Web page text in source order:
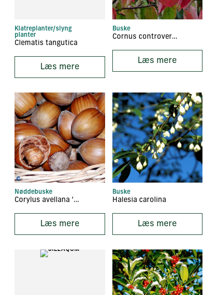
Klatreplanter/slyng
planter
Clematis tangutica
Læs mere
Buske
Cornus controversa
Læs mere
Nøddebuske
Corylus avellana ‘Cosford’
Læs mere
Buske
Halesia carolina
Læs mere